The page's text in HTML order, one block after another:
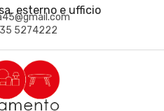
esterno e ufficio
5274222